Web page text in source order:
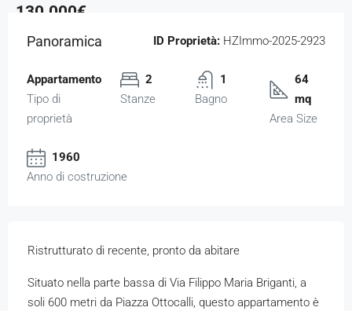
130.000€
Panoramica ID Proprietà: HZImmo-2025-2923
Appartamento
Tipo di
proprietà
2
Stanze
1
Bagno
64
mq
Area Size
1960
Anno di costruzione
Ristrutturato di recente, pronto da abitare
Situato nella parte bassa di Via Filippo Maria Briganti, a
soli 600 metri da Piazza Ottocalli, questo appartamento è